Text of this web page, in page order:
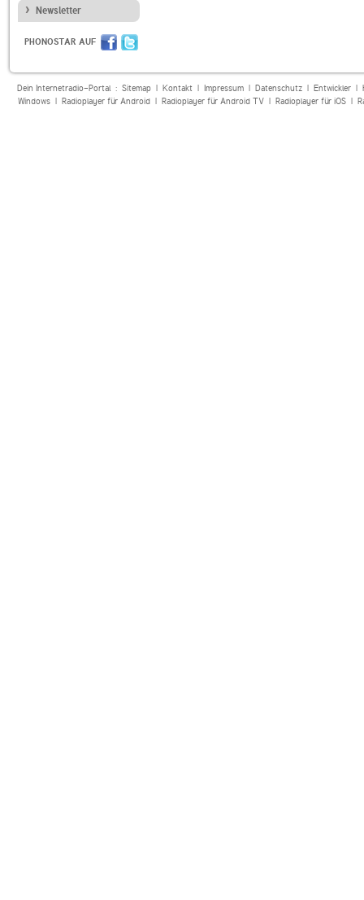
Newsletter
PHONOSTAR AUF
Dein Internetradio-Portal : Sitemap| Kontakt| Impressum| Datenschutz| Entwickler|
Windows| Radioplayer für Android| Radioplayer für Android TV| Radioplayer für iOS|